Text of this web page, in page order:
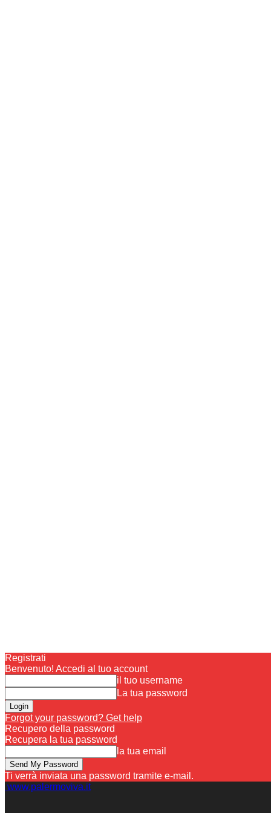
Registrati
Benvenuto! Accedi al tuo account
il tuo username
La tua password
Forgot your password? Get help
Recupero della password
Recupera la tua password
la tua email
Ti verrà inviata una password tramite e-mail.
www.palermoviva.it